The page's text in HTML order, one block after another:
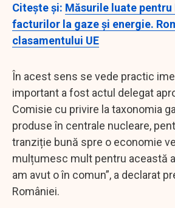
Citeşte şi: Măsurile luate pentru
facturilor la gaze și energie.
clasamentului UE
În acest sens se vede practic
important a fost actul delegat
Comisie cu privire la taxonomia
produse în centrale nucleare,
tranziție bună spre o economie
mulțumesc mult pentru această
am avut o în comun”, a declarat
României.